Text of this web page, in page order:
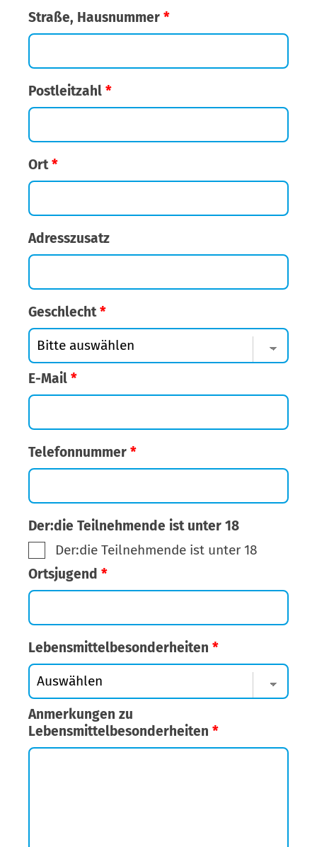
Straße, Hausnummer *
Postleitzahl *
Ort*
Adresszusatz
Geschlecht*
E-Mail *
Telefonnummer *
Der:die Teilnehmende ist unter 18
Der:die Teilnehmende ist unter 18
Ortsjugend *
Lebensmittelbesonderheiten *
Anmerkungen zu
Lebensmittelbesonderheiten *